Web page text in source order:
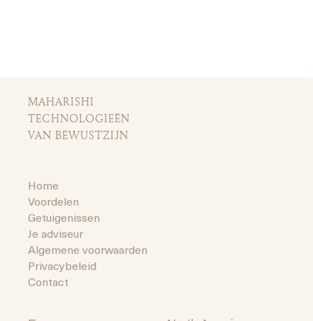
MAHARISHI
TECHNOLOGIEËN
VAN BEWUSTZIJN
Home
Voordelen
Getuigenissen
Je adviseur
Algemene voorwaarden
Privacybeleid
Contact